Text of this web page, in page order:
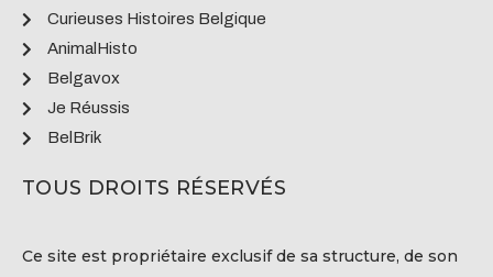
Curieuses Histoires Belgique
AnimalHisto
Belgavox
Je Réussis
BelBrik
TOUS DROITS RÉSERVÉS
Ce site est propriétaire exclusif de sa structure, de son